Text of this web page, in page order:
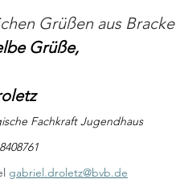
Grüßen aus
Grüße,
Fachkraft Jugendhaus
gabriel.droletz@bvb.de